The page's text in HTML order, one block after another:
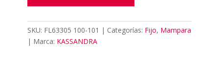
SKU: FL63305 100-101 Categorías: Fijo, Mampara
Marca: KASSANDRA